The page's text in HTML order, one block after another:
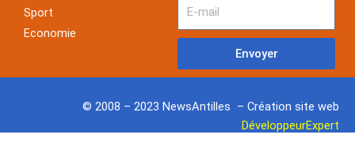
Sport
Economie
Envoyer
© 2008 – 2023 NewsAntilles – Création site web
DéveloppeurExpert